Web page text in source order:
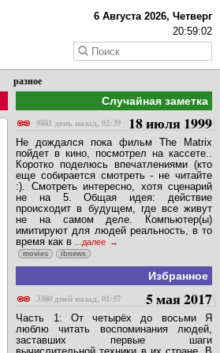
6 Августа 2026, Четверг
20:59:02
разное
Случайная заметка
9881 день назад, 02:39
18 июля 1999
Не дождался пока фильм The Matrix
пойдет в кино, посмотрел на кассете..
Коротко поделюсь впечатлениями (кто
еще собирается смотреть - не читайте
:). Смотреть интересно, хотя сценарий
не на 5. Общая идея: действие
происходит в будущем, где все живут
не на самом деле. Компьютер(ы)
имитируют для людей реальность, в то
время как в ...далее
movies ibnews
Избранное
3380 дней назад, 01:57
5 мая 2017
Часть 1: От четырёх до восьми Я
люблю читать воспоминания людей,
заставших первые шаги